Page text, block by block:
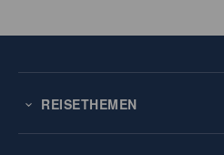
REISETHEMEN